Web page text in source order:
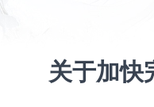
关于加快